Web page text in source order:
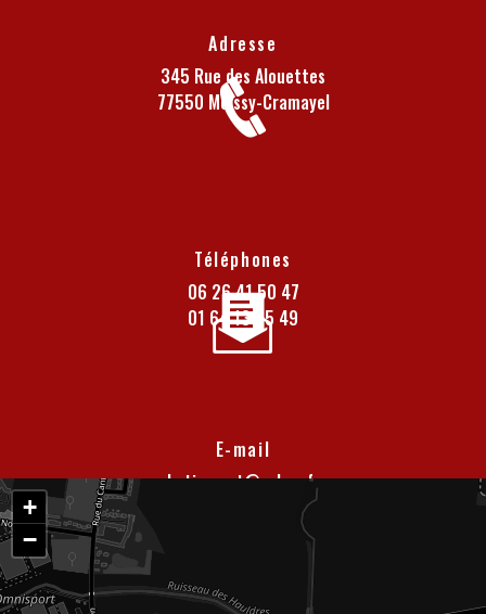
Adresse
345 Rue des Alouettes
77550 Moissy-Cramayel
Téléphones
06 26 41 50 47
01 64 13 05 49
E-mail
batiexpert@yahoo.fr
+
−